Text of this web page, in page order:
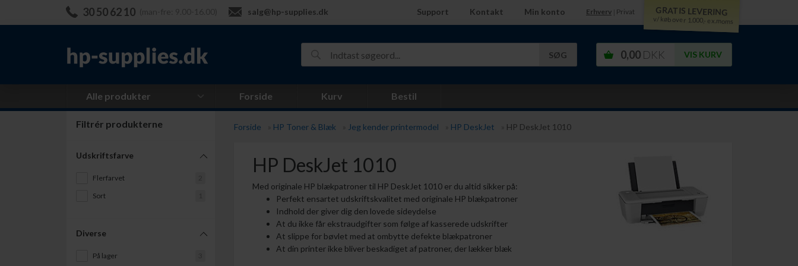
30 50 62 10 salg@hp-supplies.dk Support Kontakt Min konto Erhverv Privat GRATIS LEVERING
v/ køb over 1.000,- ex.moms
VIS KURV
0,00 DKK
Alle produkter Forside Kurv Bestil
Filtrér produkterne
Udskriftsfarve
Flerfarvet
Sort
Diverse
På lager
Forside HP Toner & Blæk Jeg kender printermodel HP DeskJet HP DeskJet 1010
HP DeskJet 1010
Med originale HP blækpatroner til HP DeskJet 1010 er du altid sikker på:
Perfekt ensartet udskriftskvalitet med originale HP blækpatroner
Indhold der giver dig den lovede sideydelse
At du ikke får ekstraudgifter som følge af kasserede udskrifter
At slippe for bøvlet med at ombytte defekte blækpatroner
At din printer ikke bliver beskadiget af patroner, der lækker blæk